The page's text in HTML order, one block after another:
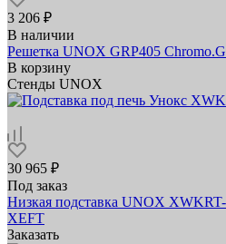
3 206 ₽
В наличии
Решетка UNOX GRP405
В корзину
Стенды UNOX
30 965 ₽
Под заказ
Низкая подставка UNOX
XEFT
Заказать